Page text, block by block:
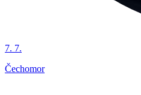
7. 7.
Čechomor